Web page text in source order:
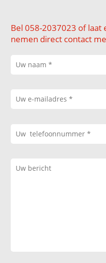
Bel 058-2037023 of laat
nemen direct contact